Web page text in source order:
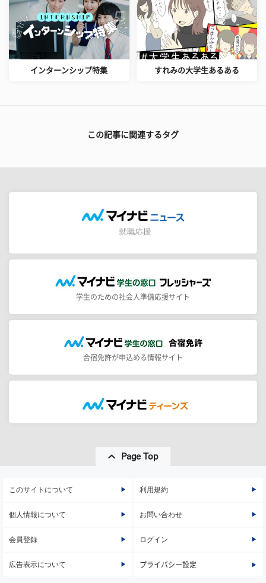
インターンシップ特集 すれみの大学生あるある
この記事に関連するタグ
学生のための社会人準備応援サイト
合宿免許が申込める情報サイト
Page Top
このサイトについて 利用規約
個人情報について お問い合わせ
会員登録 ログイン
広告表示について プライバシー設定